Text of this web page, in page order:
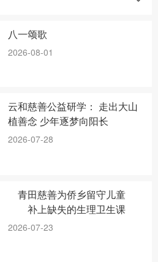
八一颂歌
2026-08-01
云和慈善公益研学： 走出大山
植善念 少年逐梦向阳长
2026-07-28
青田慈善为侨乡留守儿童
补上缺失的生理卫生课
2026-07-23